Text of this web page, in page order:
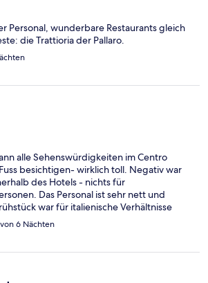
Personal, wunderbare Restaurants gleich
die Trattioria der Pallaro.
alle Sehenswürdigkeiten im Centro
besichtigen- wirklich toll. Negativ war
des Hotels - nichts für
Das Personal ist sehr nett und
war für italienische Verhältnisse
super.
6 Nächten